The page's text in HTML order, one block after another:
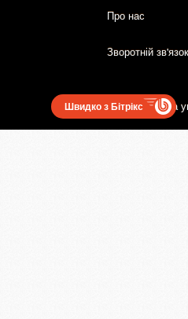
Про нас
Зворотній зв'язок
Користувацька
Швидко з Бітрікс